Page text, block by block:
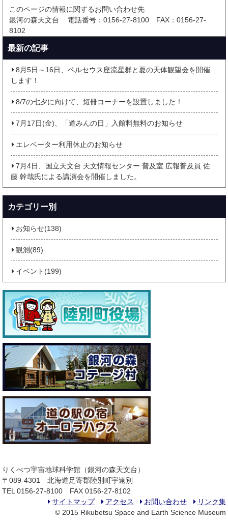
このページの情報に関するお問い合わせ先
銀河の森天文台
電話番号：0156-27-8100
FAX：0156-27-
8102
最新の記事
8月5日～16日、ペルセウス座流星群と夏の天体観望会を開催
します！
8/7の七夕に向けて、短冊コーナーを設置しました！
7月17日(金)、「道みんの日」入館料無料のお知らせ
エレベーター利用休止のお知らせ
7月4日、国立天文台 天文情報センター 普及室 広報普及員 佐
藤 幹哉氏による講演会を開催しました。
カテゴリー別
お知らせ(138)
観測(89)
イベント(199)
りくべつ宇宙地球科学館（銀河の森天文台）
〒089-4301 北海道足寄郡陸別町宇遠別
TEL 0156-27-8100 FAX 0156-27-8102
サイトマップ
アクセス お問い合わせ
リンク集
© 2015 Rikubetsu Space and Earth Science Museum